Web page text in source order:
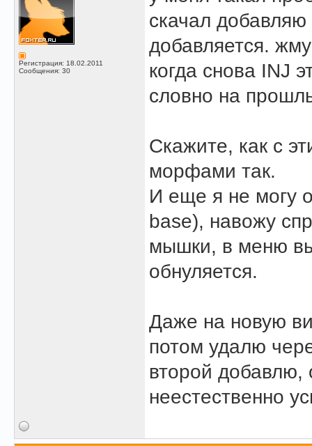
Регистрация: 18.02.2011
Сообщения: 30
скачал
добавляется.
когда снова INJ
словно на
Скажите, как с
морфами так.
И еще я не могу
base), навожу
мышки, в меню
обнуляется.
Даже на новую
потом удалю
второй добавлю,
неестественно